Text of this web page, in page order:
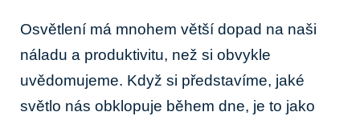
Osvětlení má mnohem větší dopad na naši
náladu a produktivitu, než si obvykle
uvědomujeme. Když si představíme, jaké
světlo nás obklopuje během dne, je to jako